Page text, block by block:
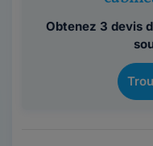
Obtenez 3 devis